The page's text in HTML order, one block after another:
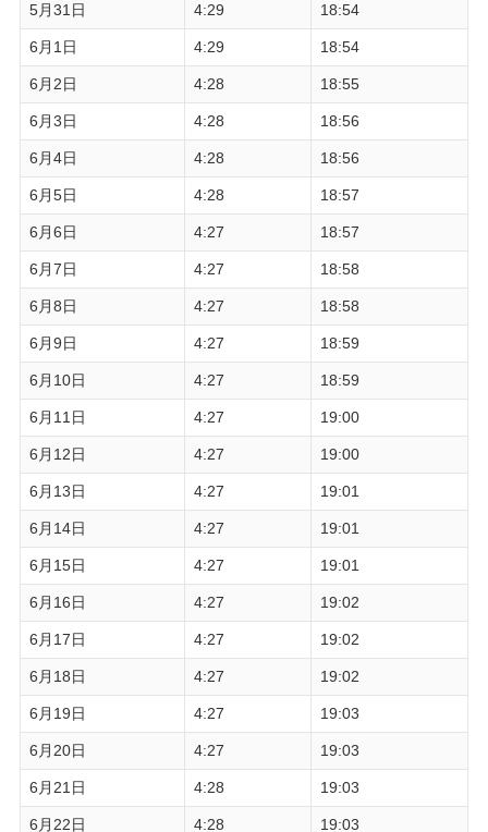
5月31日 4:29 18:54
6月1日 4:29 18:54
6月2日 4:28 18:55
6月3日 4:28 18:56
6月4日 4:28 18:56
6月5日 4:28 18:57
6月6日 4:27 18:57
6月7日 4:27 18:58
6月8日 4:27 18:58
6月9日 4:27 18:59
6月10日 4:27 18:59
6月11日 4:27 19:00
6月12日 4:27 19:00
6月13日 4:27 19:01
6月14日 4:27 19:01
6月15日 4:27 19:01
6月16日 4:27 19:02
6月17日 4:27 19:02
6月18日 4:27 19:02
6月19日 4:27 19:03
6月20日 4:27 19:03
6月21日 4:28 19:03
6月22日 4:28 19:03